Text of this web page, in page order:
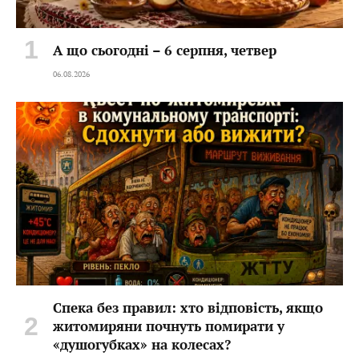
А що сьогодні – 6 серпня, четвер
06.08.2026
Спека без правил: хто відповість, якщо
житомиряни почнуть помирати у
«душогубках» на колесах?